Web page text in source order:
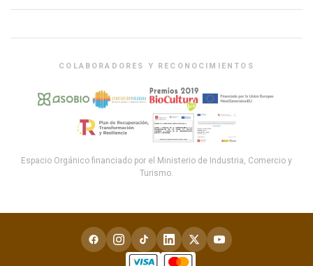
COLABORADORES Y RECONOCIMIENTOS
Espacio Orgánico financiado por el Ministerio de Industria, Comercio y
Turismo.